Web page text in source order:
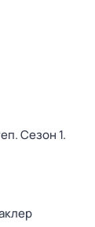
. Сезон 1.